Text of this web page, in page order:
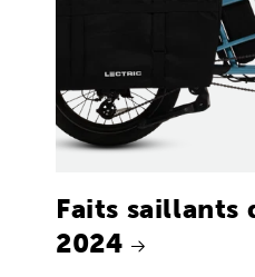
Faits saillants
2024